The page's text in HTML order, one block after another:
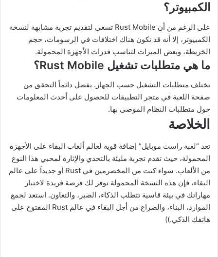
الكمبيوتر؟
على الرغم من أن Rust Mobile تسعى لتقديم تجربة مشابهة لنسخة
الكمبيوتر، إلا أنه قد تكون هناك اختلافات في الرسومات، حجم
الخريطة، وبعض الميزات لتناسب قدرات الأجهزة المحمولة.
ما هي متطلبات تشغيل Rust Mobile؟
تختلف متطلبات التشغيل حسب الجهاز. يفضل دائماً التحقق من
صفحة اللعبة في متجر التطبيقات للحصول على أحدث المعلومات
حول متطلبات النظام الموصى بها.
الخلاصة
تعد “لعبة راست موبايل” إضافة قوية لعالم ألعاب البقاء على الأجهزة
المحمولة، حيث تقدم تجربة مليئة بالتحدي والإثارة لمحبي هذا النوع
من الألعاب. سواء كنت من المخضرمين في Rust أو جديداً على عالم
البقاء، فإن هذه النسخة المحمولة توفر لك فرصة فريدة لاختبار
مهاراتك في بيئة قاسية تتطلب الذكاء، الصبر، والتعاون. استعد لجمع
الموارد، البناء، والصراع من أجل البقاء في عالم Rust المفتوح على
هاتفك الذكي.))